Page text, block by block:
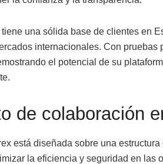
una sólida base de clientes en
internacionales. Con pruebas
el potencial de su
de colaboración
está diseñada sobre una
la eficiencia y seguridad en las